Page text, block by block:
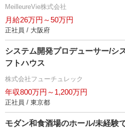
MeilleureVie株式会社
月給26万円～50万円
正社員 / 大阪府
システム開発プロデューサー/シ
フトハウス
株式会社フューチュレック
年収800万円～1,200万円
正社員 / 東京都
モダン和食酒場のホール/未経験